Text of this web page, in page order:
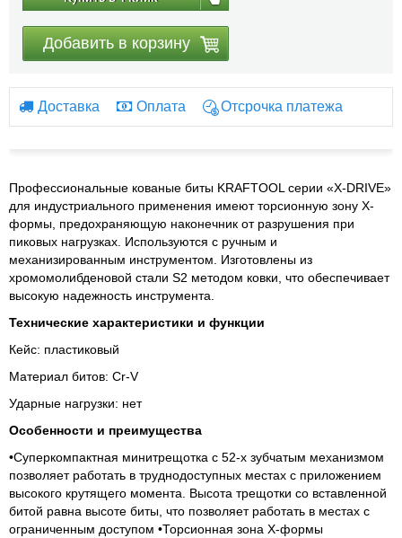
Добавить в корзину
Доставка Оплата Отсрочка платежа
Профессиональные кованые биты KRAFTOOL серии «X-DRIVE»
для индустриального применения имеют торсионную зону Х-
формы, предохраняющую наконечник от разрушения при
пиковых нагрузках. Используются с ручным и
механизированным инструментом. Изготовлены из
хромомолибденовой стали S2 методом ковки, что обеспечивает
высокую надежность инструмента.
Технические характеристики и функции
Кейс: пластиковый
Материал битов: Cr-V
Ударные нагрузки: нет
Особенности и преимущества
•Суперкомпактная минитрещотка с 52-х зубчатым механизмом
позволяет работать в труднодоступных местах с приложением
высокого крутящего момента. Высота трещотки со вставленной
битой равна высоте биты, что позволяет работать в местах с
ограниченным доступом •Торсионная зона Х-формы